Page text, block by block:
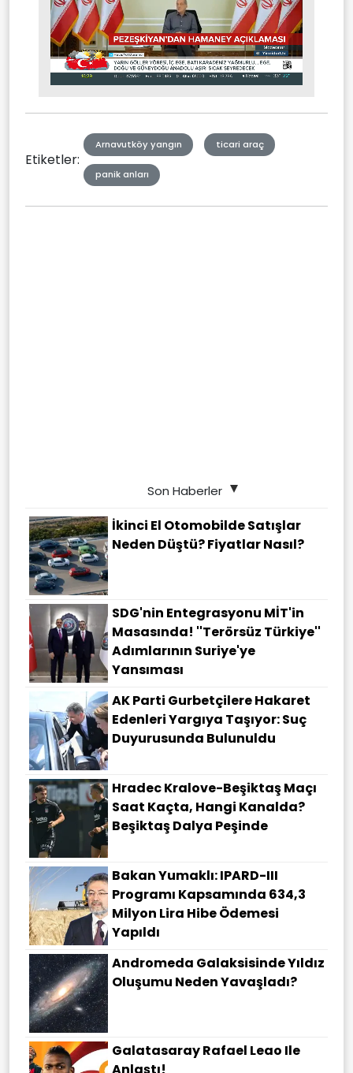
Mute Stream
Etiketler:
Arnavutköy yangın ticari araç
panik anları
Son Haberler
İkinci El Otomobilde Satışlar
Neden Düştü? Fiyatlar Nasıl?
SDG'nin Entegrasyonu MİT'in
Masasında! ''Terörsüz Türkiye''
Adımlarının Suriye'ye
Yansıması
AK Parti Gurbetçilere Hakaret
Edenleri Yargıya Taşıyor: Suç
Duyurusunda Bulunuldu
Hradec Kralove-Beşiktaş Maçı
Saat Kaçta, Hangi Kanalda?
Beşiktaş Dalya Peşinde
Bakan Yumaklı: IPARD-III
Programı Kapsamında 634,3
Milyon Lira Hibe Ödemesi
Yapıldı
Andromeda Galaksisinde Yıldız
Oluşumu Neden Yavaşladı?
Galatasaray Rafael Leao Ile